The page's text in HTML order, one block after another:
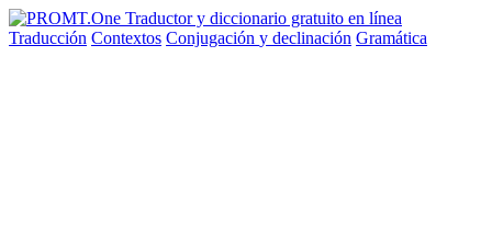
Traducción Contextos Conjugación y declinación Gramática